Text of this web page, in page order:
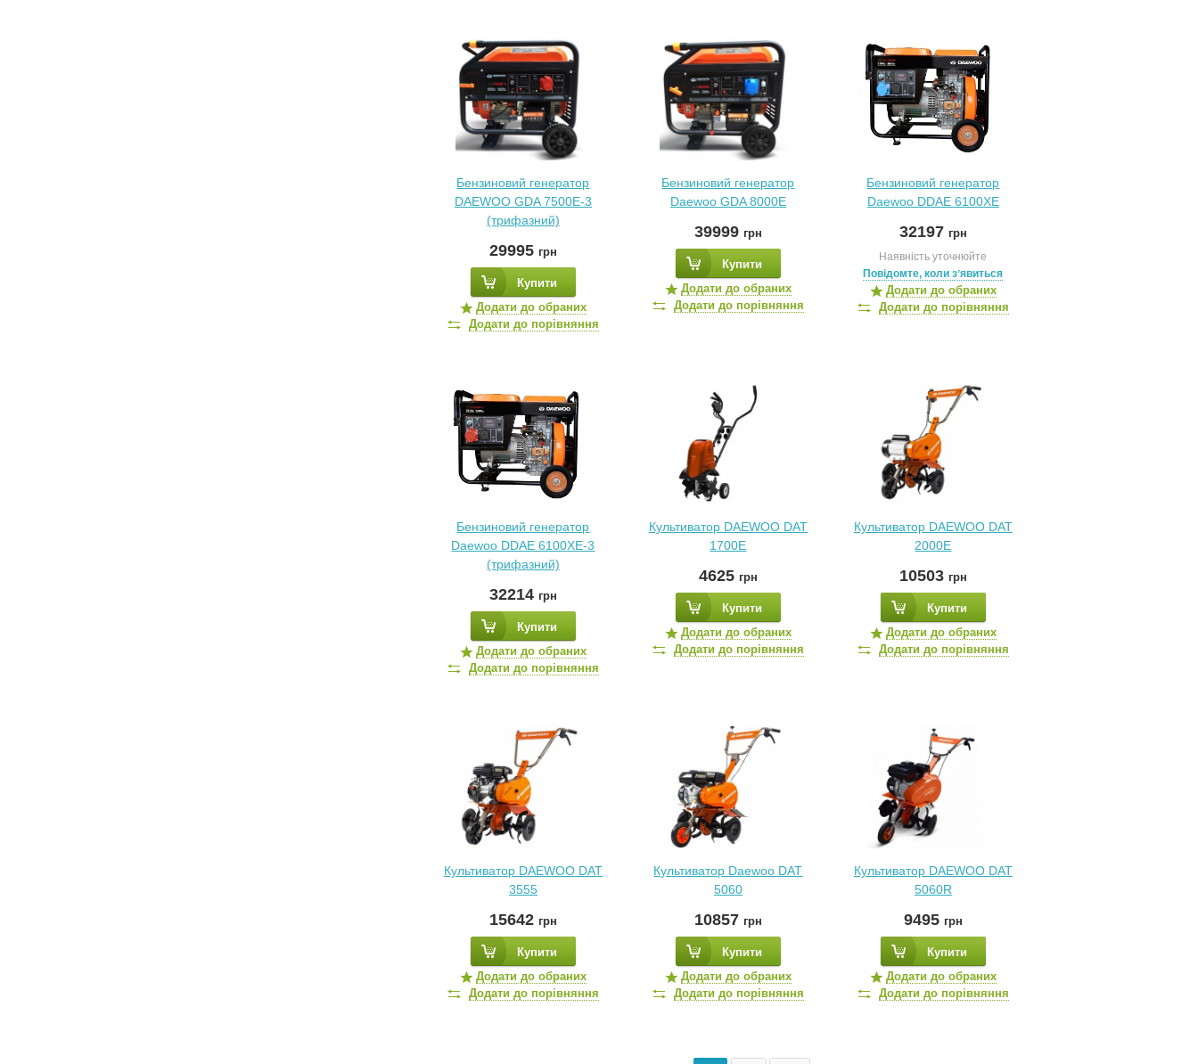
Бензиновий генератор
DAEWOO GDA 7500E-3
(трифазний)
29995 грн
Купити
Додати до обраних
Додати до порівняння
Бензиновий генератор
Daewoo GDA 8000E
39999 грн
Купити
Додати до обраних
Додати до порівняння
Бензиновий генератор
Daewoo DDAE 6100XE
32197 грн
Наявність уточнюйте
Повідомте, коли зʼявиться
Додати до обраних
Додати до порівняння
Бензиновий генератор
Daewoo DDAE 6100XE-3
(трифазний)
32214 грн
Купити
Додати до обраних
Додати до порівняння
Культиватор DAEWOO DAT
1700E
4625 грн
Купити
Додати до обраних
Додати до порівняння
Культиватор DAEWOO DAT
2000E
10503 грн
Купити
Додати до обраних
Додати до порівняння
Культиватор DAEWOO DAT
3555
15642 грн
Купити
Додати до обраних
Додати до порівняння
Культиватор Daewoo DAT
5060
10857 грн
Купити
Додати до обраних
Додати до порівняння
Культиватор DAEWOO DAT
5060R
9495 грн
Купити
Додати до обраних
Додати до порівняння